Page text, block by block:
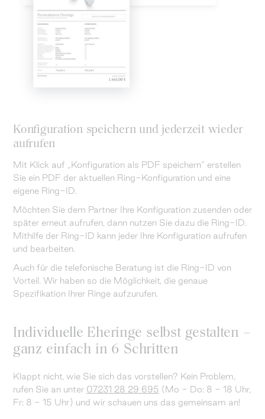
Konfiguration speichern und jederzeit wieder
aufrufen
Mit Klick auf „Konfiguration als PDF speichern“ erstellen
Sie ein PDF der aktuellen Ring-Konfiguration und eine
eigene Ring-ID.
Möchten Sie dem Partner Ihre Konfiguration zusenden oder
später erneut aufrufen, dann nutzen Sie dazu die Ring-ID.
Mithilfe der Ring-ID kann jeder Ihre Konfiguration aufrufen
und bearbeiten.
Auch für die telefonische Beratung ist die Ring-ID von
Vorteil. Wir haben so die Möglichkeit, die genaue
Spezifikation Ihrer Ringe aufzurufen.
Individuelle Eheringe selbst gestalten –
ganz einfach in 6 Schritten
Klappt nicht, wie Sie sich das vorstellen? Kein Problem,
rufen Sie an unter 07231 28 29 695 (Mo - Do: 8 - 18 Uhr,
Fr: 8 - 15 Uhr) und wir schauen uns das gemeinsam an!